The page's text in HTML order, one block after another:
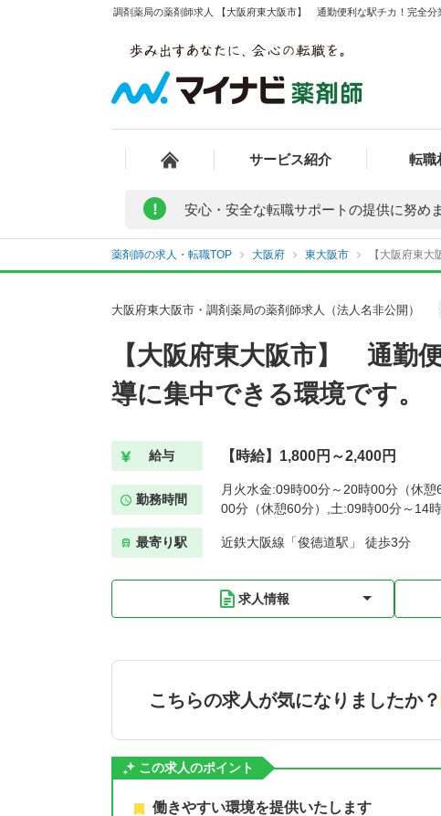
調剤薬局の薬剤師求人 【大阪府東大阪市】 通勤便利な駅チカ！完全分
サービス紹介 転職
! 安心・安全な転職サポートの提供に努めま
薬剤師の求人・転職TOP 大阪府 東大阪市 【大阪府東
大阪府東大阪市・調剤薬局の薬剤師求人（法人名非公開）
【大阪府東大阪市】 通勤
導に集中できる環境です。
給与 【時給】1,800円～2,400円
勤務時間
月火水金:09時00分～20時00分（休
00分（休憩60分）,土:09時00分～14
最寄り駅 近鉄大阪線「俊徳道駅」 徒歩3分
求人情報
こちらの求人が気になりましたか？
この求人のポイント
働きやすい環境を提供いたします